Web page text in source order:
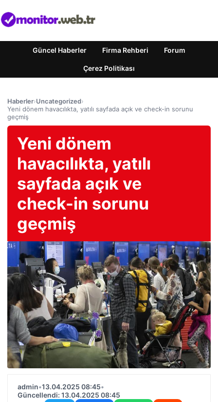
Güncel Haberler Firma Rehberi Forum
Çerez Politikası
Haberler›Uncategorized›
Yeni dönem havacılıkta, yatılı sayfada açık ve check-in sorunu
geçmiş
Yeni dönem
havacılıkta, yatılı
sayfada açık ve
check-in sorunu
geçmiş
admin•13.04.2025 08:45•
Güncellendi: 13.04.2025 08:45